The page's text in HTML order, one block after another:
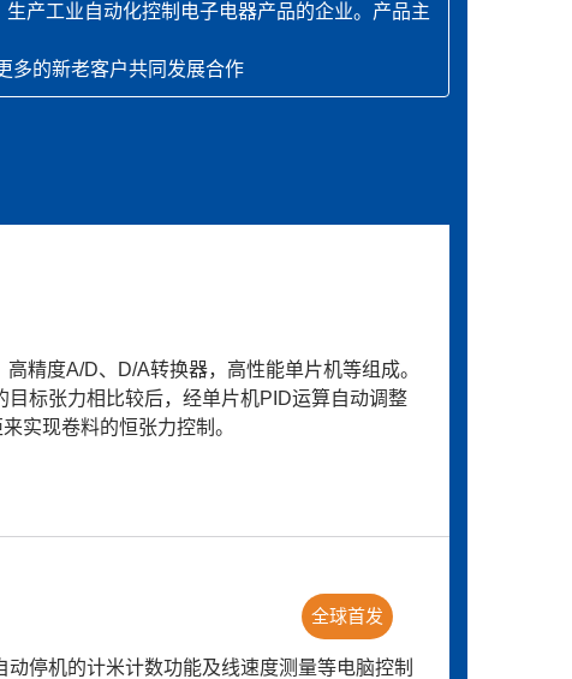
产工业自动化控制电子电器产品的企业。产品主
多的新老客户共同发展合作
精度A/D、D/A转换器，高性能单片机等组成。
标张力相比较后，经单片机PID运算自动调整
实现卷料的恒张力控制。
全球首发
停机的计米计数功能及线速度测量等电脑控制